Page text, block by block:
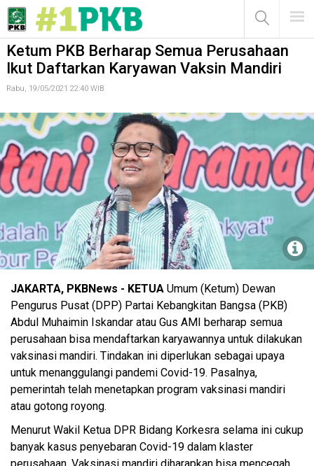
Ketum PKB Berharap Semua Perusahaan Ikut Daftarkan Karyawan
Vaksin Mandiri
Ketum PKB Berharap Semua Perusahaan
Ikut Daftarkan Karyawan Vaksin Mandiri
Rabu, 19/05/2021 22:40 WIB
Cak Imin
JAKARTA, PKBNews - KETUA Umum (Ketum) Dewan
Pengurus Pusat (DPP) Partai Kebangkitan Bangsa (PKB)
Abdul Muhaimin Iskandar atau Gus AMI berharap semua
perusahaan bisa mendaftarkan karyawannya untuk dilakukan
vaksinasi mandiri. Tindakan ini diperlukan sebagai upaya
untuk menanggulangi pandemi Covid-19. Pasalnya,
pemerintah telah menetapkan program vaksinasi mandiri
atau gotong royong.
Menurut Wakil Ketua DPR Bidang Korkesra selama ini cukup
banyak kasus penyebaran Covid-19 dalam klaster
perusahaan. Vaksinasi mandiri diharapkan bisa mencegah